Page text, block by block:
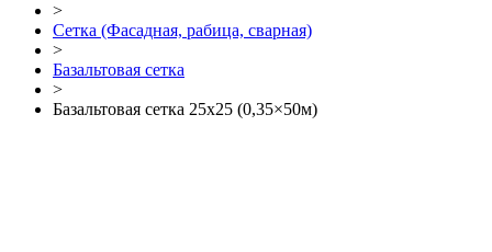
>
Сетка (Фасадная, рабица, сварная)
>
Базальтовая сетка
>
Базальтовая сетка 25х25 (0,35×50м)